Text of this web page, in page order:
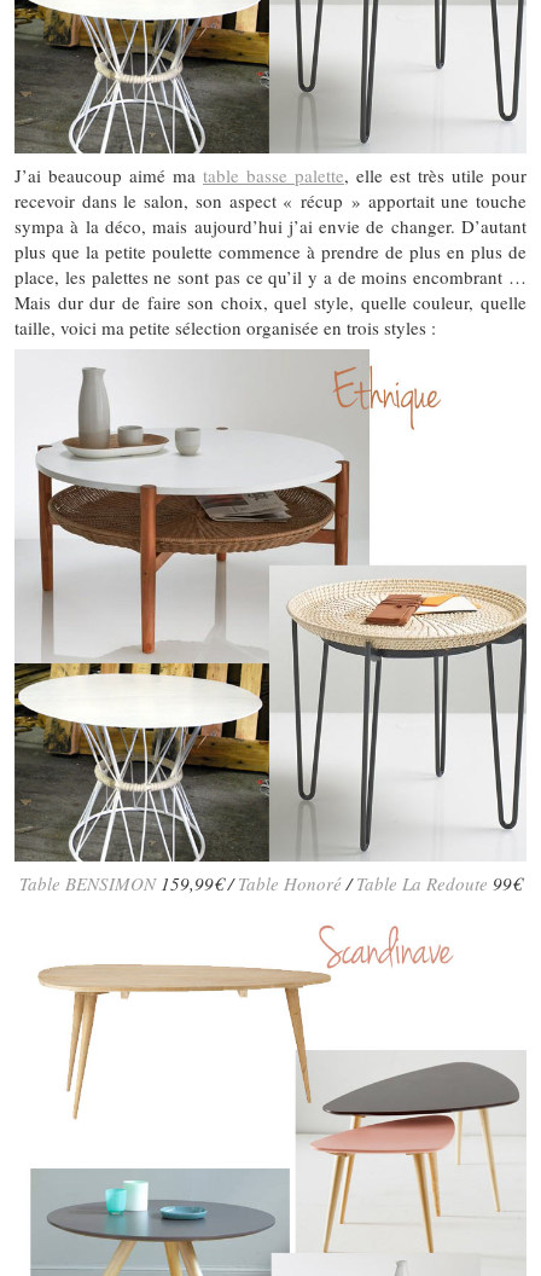
J’ai beaucoup aimé ma table basse palette, elle est très utile pour
recevoir dans le salon, son aspect « récup » apportait une touche
sympa à la déco, mais aujourd’hui j’ai envie de changer. D’autant
plus que la petite poulette commence à prendre de plus en plus de
place, les palettes ne sont pas ce qu’il y a de moins encombrant …
Mais dur dur de faire son choix, quel style, quelle couleur, quelle
taille, voici ma petite sélection organisée en trois styles :
Table BENSIMON 159,99€ /Table Honoré/Table La Redoute 99€